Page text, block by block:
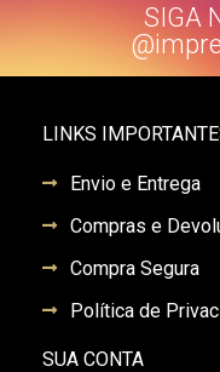
SIGA
LINKS
Envio e Entrega
Compras e
Compra Segura
Política de
SUA CONTA